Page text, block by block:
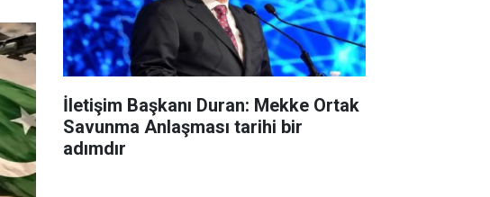
İletişim Başkanı Duran: Mekke Ortak
Savunma Anlaşması tarihi bir
adımdır